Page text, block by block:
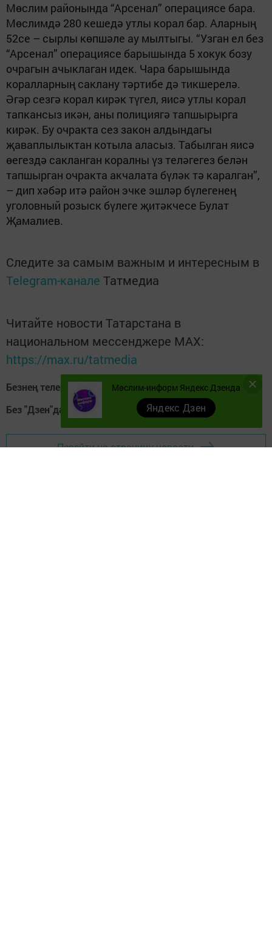
Мөслим районында “Арсенал” операциясе бара.
Мөслимдә 280 кешедә утлы корал бар. Аларның
52се – сыр­лы көпшәле ау мылтыгы. “Узган ел без
“Арсенал” операци­ясе барышында 5 хокук бозу
очрагын ачыклаган идек. Чара барышында
коралларның саклану тәртибе дә тикшерелә.
Әгәр сезгә корал кирәк түгел, яисә утлы корал
тапкансыз икән, аны полициягә тапшырырга
кирәк. Бу очракта сез закон алдындагы
җаваплылыктан котыла аласыз. Табыл­ган яисә
өегездә сакланган коралны үз теләгегез белән
тапшырган очракта акчалата бүләк тә каралган”,
– дип хәбәр итә район эчке эшләр бүлегенең
уголовный розыск бүлеге җитәкчесе Булат
Җамалиев.
Следите за самым важным и интересным в
Telegram-канале Татмедиа
Читайте новости Татарстана в
национальном мессенджере MАХ:
https://max.ru/tatmedia
Безнең телеграм каналга кушылыгыз!Телеграм-канал
Без "Дзен"да!
Дзен
Перейти на страницу новости
Мөслим-информ Яндекс Дзенда
Яндекс Дзен